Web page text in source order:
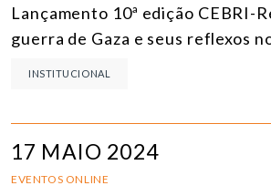
Lançamento 10ª edição CEBRI-
guerra de Gaza e seus reflexos
INSTITUCIONAL
17 MAIO 2024
EVENTOS ONLINE